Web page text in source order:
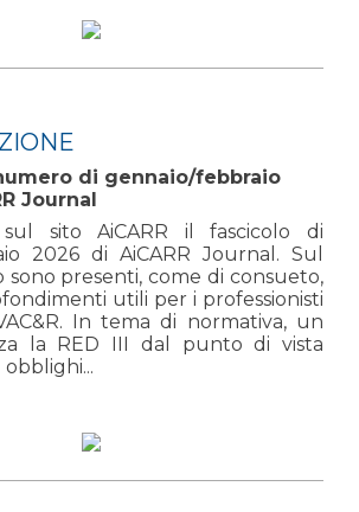
di gennaio/febbraio
Journal
sito AiCARR il fascicolo di
2026 di AiCARR Journal. Sul
presenti, come di consueto,
utili per i professionisti
In tema di normativa, un
la RED III dal punto di vista